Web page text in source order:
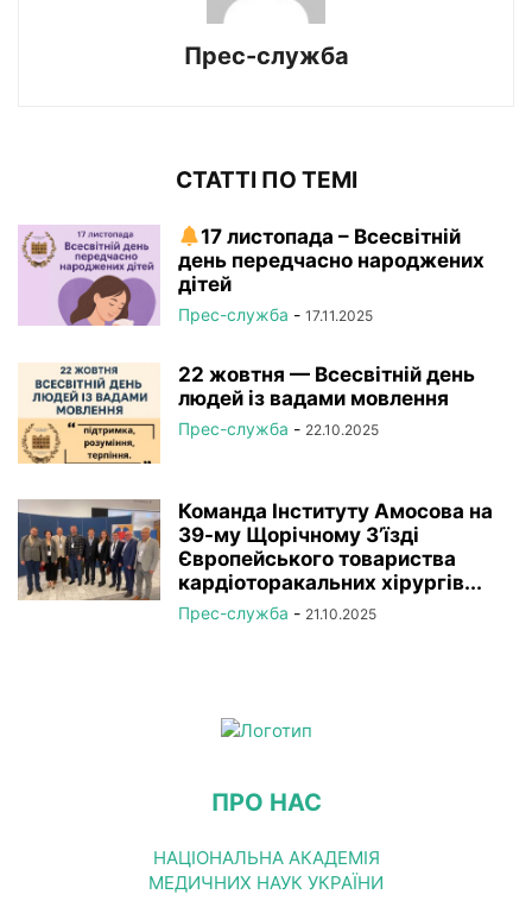
Прес-служба
СТАТТІ ПО ТЕМІ
17 листопада – Всесвітній
день передчасно народжених
дітей
Прес-служба - 17.11.2025
22 жовтня — Всесвітній день
людей із вадами мовлення
Прес-служба - 22.10.2025
Команда Інституту Амосова на
39-му Щорічному З’їзді
Європейського товариства
кардіоторакальних хірургів...
Прес-служба - 21.10.2025
ПРО НАС
НАЦІОНАЛЬНА АКАДЕМІЯ
МЕДИЧНИХ НАУК УКРАЇНИ